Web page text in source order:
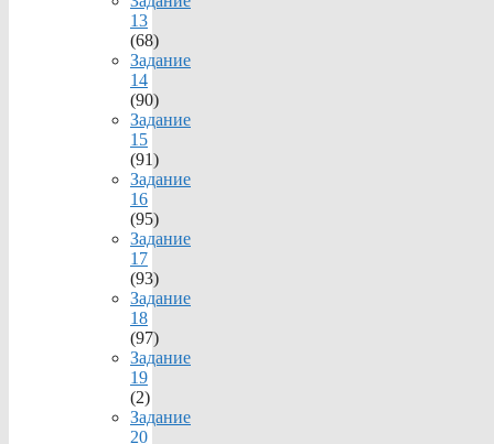
13
(68)
Задание
14
(90)
Задание
15
(91)
Задание
16
(95)
Задание
17
(93)
Задание
18
(97)
Задание
19
(2)
Задание
20